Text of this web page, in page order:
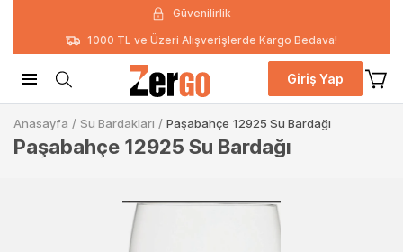
Güvenilirlik
1000 TL ve Üzeri Alışverişlerde Kargo Bedava!
Giriş Yap
Anasayfa / Su Bardakları / Paşabahçe 12925 Su Bardağı
Paşabahçe 12925 Su Bardağı